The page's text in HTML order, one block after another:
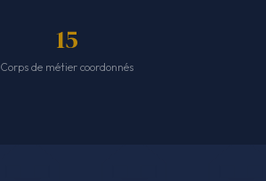
15
Corps de métier coordonnés